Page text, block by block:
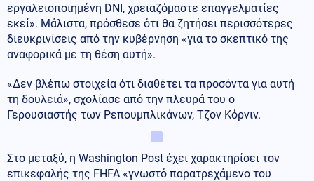
εργαλειοποιημένη DNI, χρειαζόμαστε επαγγελματίες
εκεί». Μάλιστα, πρόσθεσε ότι θα ζητήσει περισσότερες
διευκρινίσεις από την κυβέρνηση «για το σκεπτικό της
αναφορικά με τη θέση αυτή».
«Δεν βλέπω στοιχεία ότι διαθέτει τα προσόντα για αυτή
τη δουλειά», σχολίασε από την πλευρά του ο
Γερουσιαστής των Ρεπουμπλικάνων, Τζον Κόρνιν.
Στο μεταξύ, η Washington Post έχει χαρακτηρίσει τον
επικεφαλής της FHFA «γνωστό παρατρεχάμενο του